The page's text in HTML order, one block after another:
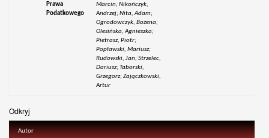
Prawa
Podatkowego
Marcin; Nikończyk,
Andrzej; Nita, Adam;
Ogrodowczyk, Bożena;
Olesińska, Agnieszka;
Pietrasz, Piotr;
Popławski, Mariusz;
Rudowski, Jan; Strzelec,
Dariusz; Taborski,
Grzegorz; Zajączkowski,
Artur
Odkryj
Autor